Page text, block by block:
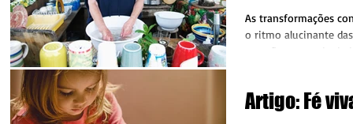
As transformações
o ritmo alucinante
atenção e energia
Artigo: Fé